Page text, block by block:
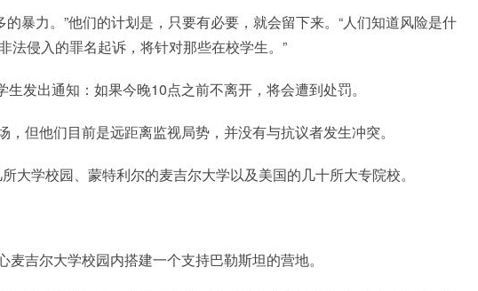
暴力。”他们的计划是，只要有必要，就会留下来。“人们知道风险是什
法侵入的罪名起诉，将针对那些在校学生。”
发出通知：如果今晚10点之前不离开，将会遭到处罚。
但他们目前是远距离监视局势，并没有与抗议者发生冲突。
大学校园、蒙特利尔的麦吉尔大学以及美国的几十所大专院校。
吉尔大学校园内搭建一个支持巴勒斯坦的营地。